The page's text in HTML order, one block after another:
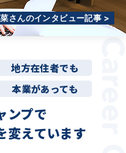
さんのインタビュー記事 >
地方在住者でも
本業があっても
ンプで
変えています